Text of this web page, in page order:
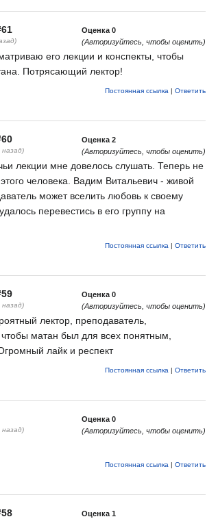
Оценка 0
(Авторизуйтесь, чтобы оценить)
его лекции и конспекты, чтобы
Потрясающий лектор!
Постоянная ссылка | Ответить
назад)
Оценка 2
(Авторизуйтесь, чтобы оценить)
лекции мне довелось слушать. Теперь не
человека. Вадим Витальевич - живой
может вселить любовь к своему
перевестись в его группу на
Постоянная ссылка | Ответить
назад)
Оценка 0
(Авторизуйтесь, чтобы оценить)
лектор, преподаватель,
матан был для всех понятным,
лайк и респект
Постоянная ссылка | Ответить
назад)
Оценка 0
(Авторизуйтесь, чтобы оценить)
Постоянная ссылка | Ответить
Оценка 1